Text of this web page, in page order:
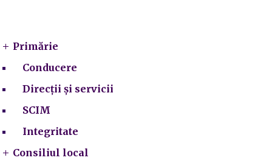
Primărie
Conducere
Direcții și servicii
SCIM
Integritate
Consiliul local